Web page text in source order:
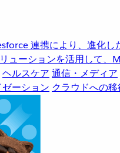
連携により、進化し
ューションを活用して、
ヘルスケア 通信・メディア
ーション クラウドへの移